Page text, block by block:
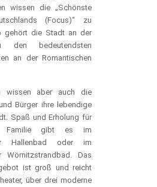
wissen die „Schönste
(Focus)“ zu
gehört die Stadt an der
den bedeutendsten
an der Romantischen
wissen aber auch die
Bürger ihre lebendige
Spaß und Erholung für
Familie gibt es im
Hallenbad oder im
Wörnitzstrandbad. Das
ist groß und reicht
über drei moderne